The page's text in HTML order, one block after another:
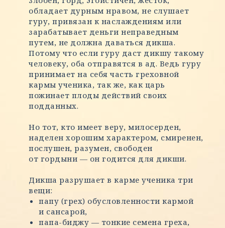
обладает дурным нравом, не слушает
гуру, привязан к наслаждениям или
зарабатывает деньги неправедным
путем, не должна даваться дикша.
Потому что если гуру даст дикшу такому
человеку, оба отправятся в ад. Ведь гуру
принимает на себя часть греховной
кармы ученика, так же, как царь
пожинает плоды действий своих
подданных.
Но тот, кто имеет веру, милосерден,
наделен хорошим характером, смиренен,
послушен, разумен, свободен
от гордыни — он годится для дикши.
Дикша разрушает в карме ученика три
вещи:
папу (грех) обусловленности кармой
и сансарой,
папа-биджу — тонкие семена греха,